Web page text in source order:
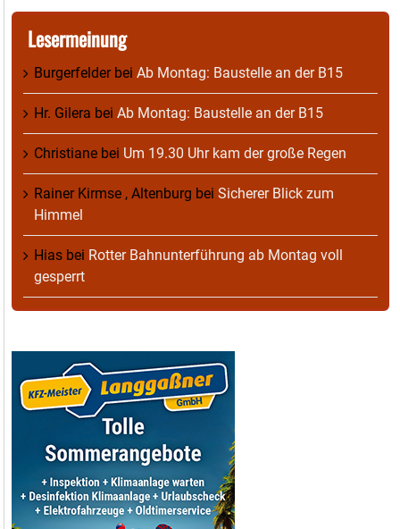
Lesermeinung
Burgerfelderbei Ab Montag: Baustelle an der B15
Hr. Gilera bei Ab Montag: Baustelle an der B15
Christiane bei Um 19.30 Uhr kam der große Regen
Rainer Kirmse , Altenburg bei Sicherer Blick zum
Himmel
Hias bei Rotter Bahnunterführung ab Montag voll
gesperrt